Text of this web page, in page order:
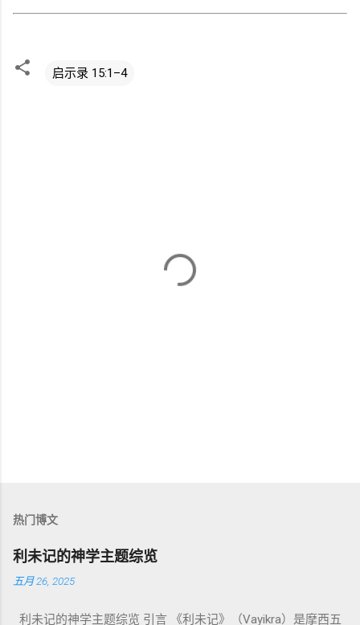
启示录 15:1–4
热门博文
利未记的神学主题综览
五月 26, 2025
利未记的神学主题综览 引言 《利未记》（Vayikra）是摩西五